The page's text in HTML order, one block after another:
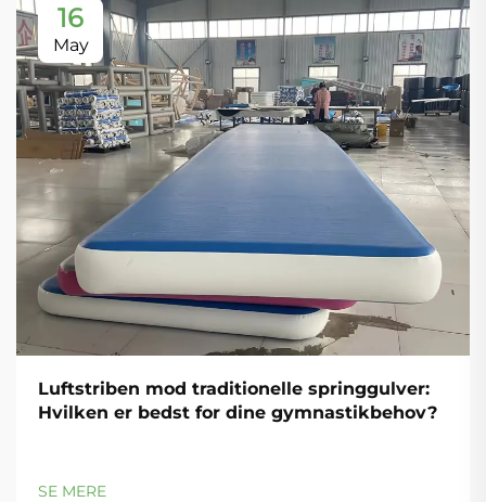
16
May
Luftstriben mod traditionelle springgulver:
Hvilken er bedst for dine gymnastikbehov?
SE MERE